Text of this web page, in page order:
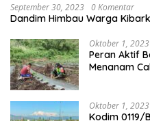
September 30, 2023 0 Komentar
Dandim Himbau Warga
Oktober 1, 2023
Peran Aktif
Menanam
Oktober 1, 2023
Kodim 0119/